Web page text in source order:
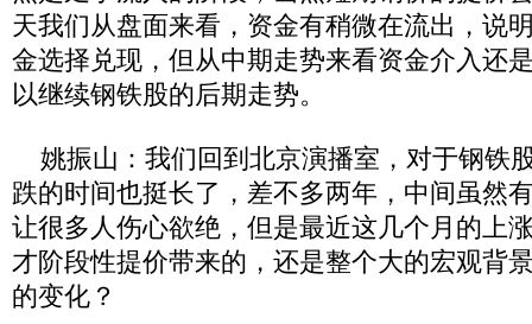
天我们从盘面来看，资金有稍微在流出，说
金选择兑现，但从中期走势来看资金介入还
以继续钢铁股的后期走势。
姚振山：我们回到北京演播室，对于钢铁
跌的时间也挺长了，差不多两年，中间虽然
让很多人伤心欲绝，但是最近这几个月的上
才阶段性提价带来的，还是整个大的宏观背
的变化？